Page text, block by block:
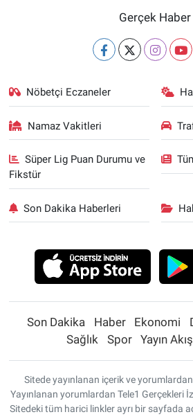
Gerçek Haber
Nöbetçi Eczaneler
Namaz Vakitleri
Süper Lig Puan Durumu ve
Fikstür
Son Dakika Haberleri
Son Dakika Haber Ekonomi
Sağlık
Spor Yayın
Sitede yayınlanan içerik ve
Yayınlanan yorumlardan Tele1 Gerçekleri
Sitedeki tüm harici linkler ayrı bir sayfada